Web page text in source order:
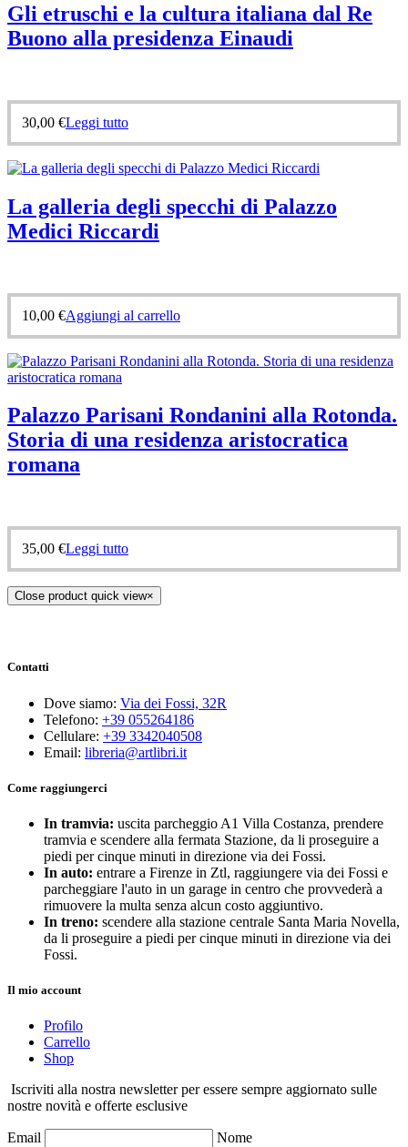
Gli etruschi e la cultura italiana dal Re
Buono alla presidenza Einaudi
30,00 €Leggi tutto
La galleria degli specchi di Palazzo
Medici Riccardi
10,00 €Aggiungi al carrello
Palazzo Parisani Rondanini alla Rotonda.
Storia di una residenza aristocratica
romana
35,00 €Leggi tutto
Close product quick view×
Contatti
Dove siamo: Via dei Fossi, 32R
Telefono: +39 055264186
Cellulare: +39 3342040508
Email: libreria@artlibri.it
Come raggiungerci
In tramvia: uscita parcheggio A1 Villa Costanza, prendere
tramvia e scendere alla fermata Stazione, da li proseguire a
piedi per cinque minuti in direzione via dei Fossi.
In auto: entrare a Firenze in Ztl, raggiungere via dei Fossi e
parcheggiare l'auto in un garage in centro che provvederà a
rimuovere la multa senza alcun costo aggiuntivo.
In treno: scendere alla stazione centrale Santa Maria Novella,
da li proseguire a piedi per cinque minuti in direzione via dei
Fossi.
Il mio account
Profilo
Carrello
Shop
Iscriviti alla nostra newsletter per essere sempre aggiornato sulle
nostre novità e offerte esclusive
Email Nome